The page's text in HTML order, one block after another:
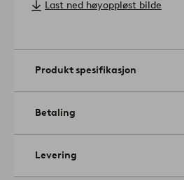
polyestervadd
det inneholder trevirke fra
1663847-04-0
Last ned høyoppløst bilde
Produkt spesifikasjon
Betaling
Levering